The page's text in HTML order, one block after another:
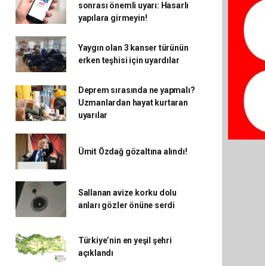
sonrası önemli uyarı: Hasarlı
yapılara girmeyin!
Yaygın olan 3 kanser türünün
erken teşhisi için uyardılar
Deprem sırasında ne yapmalı?
Uzmanlardan hayat kurtaran
uyarılar
Ümit Özdağ gözaltına alındı!
Sallanan avize korku dolu
anları gözler önüne serdi
Türkiye’nin en yeşil şehri
açıklandı